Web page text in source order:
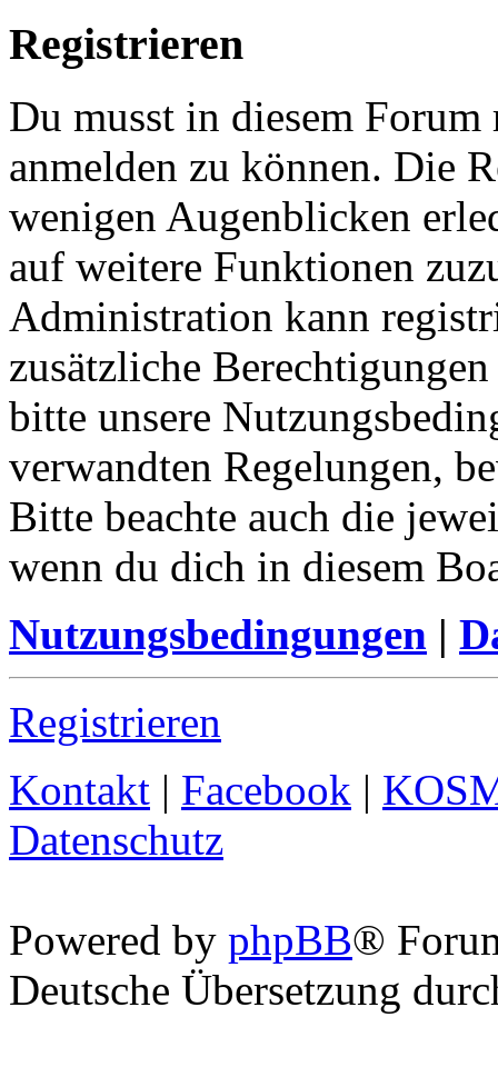
Registrieren
Du musst in diesem
anmelden zu können. Die
wenigen Augenblicken
auf weitere Funktionen
Administration kann
zusätzliche
bitte unsere
verwandten Regelungen,
Bitte beachte auch die
wenn du dich in diesem
Nutzungsbedingungen |
Registrieren
Kontakt | Facebook |
Datenschutz
Powered by phpBB®
Deutsche Übersetzung